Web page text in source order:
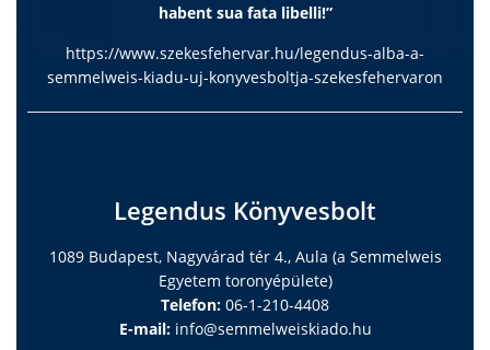
habent sua fata libelli!”
https://www.szekesfehervar.hu/legendus-alba-a-
semmelweis-kiadu-uj-konyvesboltja-szekesfehervaron
Legendus Könyvesbolt
1089 Budapest, Nagyvárad tér 4., Aula (a Semmelweis
Egyetem toronyépülete)
Telefon: 06-1-210-4408
E-mail: info@semmelweiskiado.hu